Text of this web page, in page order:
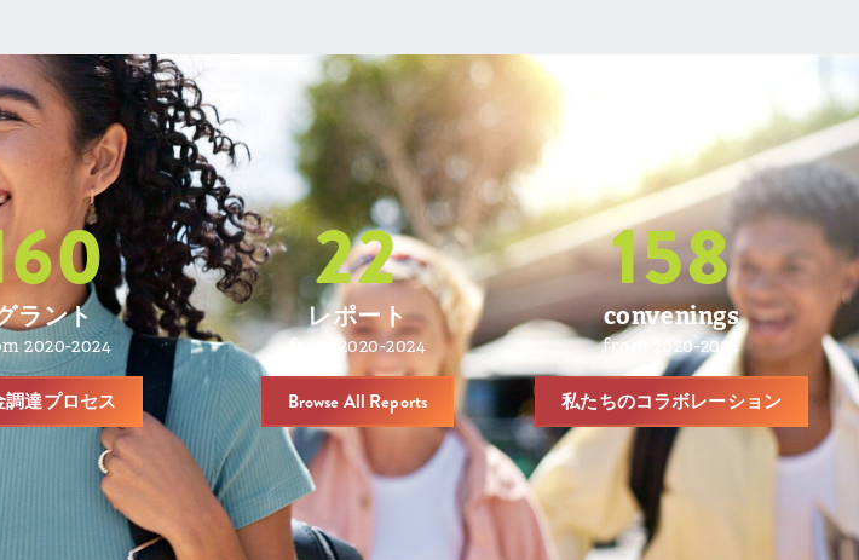
ラント
2020-2024
調達プロセス
22
レポート
from 2020-2024
Browse All Reports
158
convenings
from 2020-2024
私たちのコラボレーション